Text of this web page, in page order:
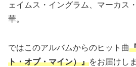
ェイムス・イングラム、マーカス
華。
ではこのアルバムからのヒット曲
ト・オブ・マイン）』をお届けし